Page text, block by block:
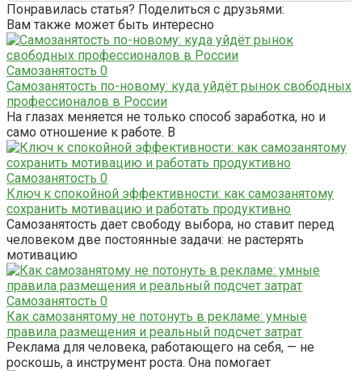
Понравилась статья? Поделиться с друзьями:
Вам также может быть интересно
Самозанятость 0
Самозанятость по-новому: куда уйдёт рынок свободных
профессионалов в России
На глазах меняется не только способ заработка, но и
само отношение к работе. В
Самозанятость 0
Ключ к спокойной эффективности: как самозанятому
сохранить мотивацию и работать продуктивно
Самозанятость дает свободу выбора, но ставит перед
человеком две постоянные задачи: не растерять
мотивацию
Самозанятость 0
Как самозанятому не потонуть в рекламе: умные
правила размещения и реальный подсчет затрат
Реклама для человека, работающего на себя, — не
роскошь, а инструмент роста. Она помогает